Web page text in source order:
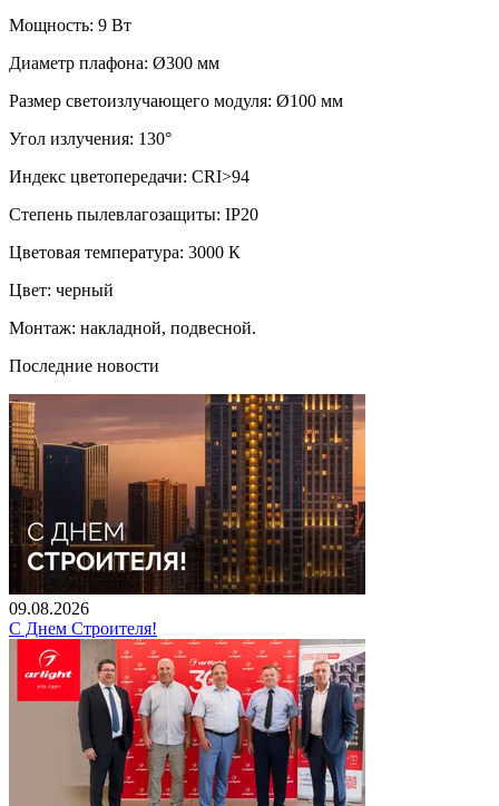
Мощность: 9 Вт
Диаметр плафона: Ø300 мм
Размер светоизлучающего модуля: Ø100 мм
Угол излучения: 130°
Индекс цветопередачи: CRI>94
Степень пылевлагозащиты: IP20
Цветовая температура: 3000 К
Цвет: черный
Монтаж: накладной, подвесной.
Последние новости
09.08.2026
С Днем Строителя!